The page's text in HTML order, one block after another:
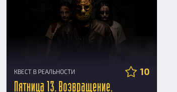
КВЕСТ В РЕАЛЬНОСТИ 10
Пятница 13. Возвращение.